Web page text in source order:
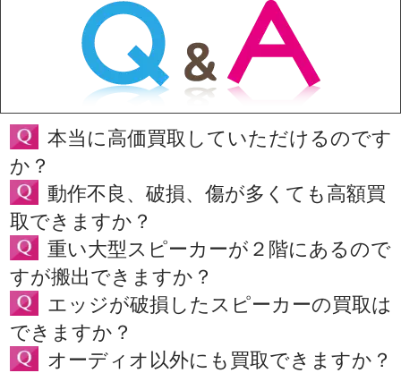
本当に高価買取していただけるのです
か？
動作不良、破損、傷が多くても高額買
取できますか？
重い大型スピーカーが２階にあるので
すが搬出できますか？
エッジが破損したスピーカーの買取は
できますか？
オーディオ以外にも買取できますか？